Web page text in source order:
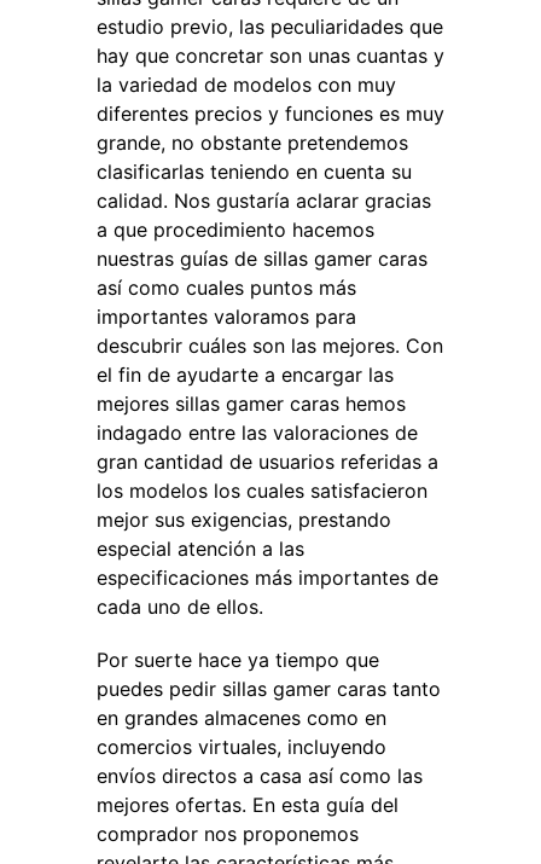
estudio previo, las peculiaridades que
hay que concretar son unas cuantas y
la variedad de modelos con muy
diferentes precios y funciones es muy
grande, no obstante pretendemos
clasificarlas teniendo en cuenta su
calidad. Nos gustaría aclarar gracias
a que procedimiento hacemos
nuestras guías de sillas gamer caras
así como cuales puntos más
importantes valoramos para
descubrir cuáles son las mejores. Con
el fin de ayudarte a encargar las
mejores sillas gamer caras hemos
indagado entre las valoraciones de
gran cantidad de usuarios referidas a
los modelos los cuales satisfacieron
mejor sus exigencias, prestando
especial atención a las
especificaciones más importantes de
cada uno de ellos.
Por suerte hace ya tiempo que
puedes pedir sillas gamer caras tanto
en grandes almacenes como en
comercios virtuales, incluyendo
envíos directos a casa así como las
mejores ofertas. En esta guía del
comprador nos proponemos